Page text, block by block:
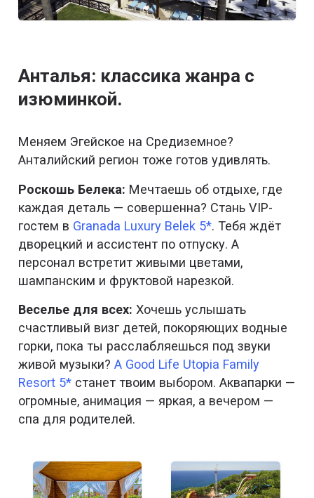
Анталья: классика жанра с
изюминкой.
Меняем Эгейское на Средиземное?
Анталийский регион тоже готов удивлять.
Роскошь Белека: Мечтаешь об отдыхе, где
каждая деталь — совершенна? Стань VIP-
гостем в Granada Luxury Belek 5*. Тебя ждёт
дворецкий и ассистент по отпуску. А
персонал встретит живыми цветами,
шампанским и фруктовой нарезкой.
Веселье для всех: Хочешь услышать
счастливый визг детей, покоряющих водные
горки, пока ты расслабляешься под звуки
живой музыки?A Good Life Utopia Family
Resort 5* станет твоим выбором. Аквапарки —
огромные, анимация — яркая, а вечером —
спа для родителей.